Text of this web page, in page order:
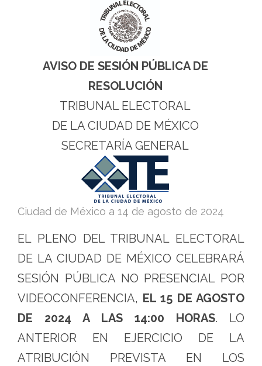
ElectoralAVISO DE SESIÓN PÚBLICA DE
RESOLUCIÓN
TRIBUNAL ELECTORAL
DE LA CIUDAD DE MÉXICO
SECRETARÍA GENERAL
Ciudad de México a 14 de agosto de 2024
EL PLENO DEL TRIBUNAL ELECTORAL
DE LA CIUDAD DE MÉXICO CELEBRARÁ
SESIÓN PÚBLICA NO PRESENCIAL POR
VIDEOCONFERENCIA, EL 15 DE AGOSTO
DE 2024 A LAS 14:00 HORAS. LO
ANTERIOR EN EJERCICIO DE LA
ATRIBUCIÓN PREVISTA EN LOS